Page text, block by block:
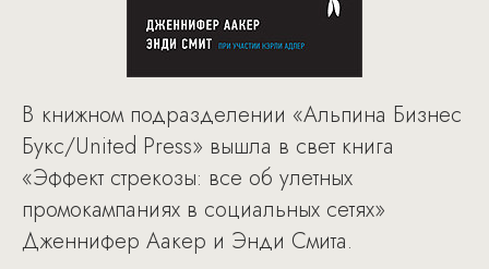
В книжном подразделении «Альпина Бизнес
Букс/United Press» вышла в свет книга
«Эффект стрекозы: все об улетных
промокампаниях в социальных сетях»
Дженнифер Аакер и Энди Смита.